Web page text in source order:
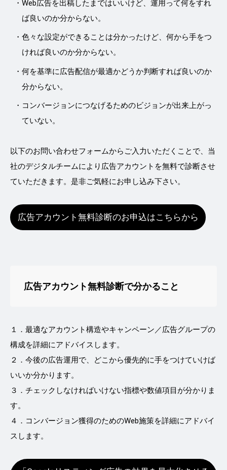
Web広告を出稿したまではいいけど、運用って何をすれ
ば良いのか分からない。
色々な設定ができることは分かったけど、何から手をつ
ければ良いのか分からない。
何を基準に広告配信が最適かどうか判断すれば良いのか
分からない。
コンバージョンにつなげるためのビジョンが出来上がっ
ていない。
以下のお問い合わせフォームからご入力いただくことで、当
社のデジタルチームにより広告アカウントを無料で診断させ
ていただきます。是非ご気軽にお申し込み下さい。
広告アカウント無料診断のお申込はこちらから
広告アカウント無料診断で分かること
１．最適なアカウント構造やキャンペーン／広告グループの
構成を詳細にアドバイスします。
２．今後の広告運用で、どこから優先的に手をつけていけば
いいか分かります。
３．チェックしなければいけない指標や数値項目が分かりま
す。
４．コンバージョン獲得のためのWeb施策を詳細にアドバイ
スします。